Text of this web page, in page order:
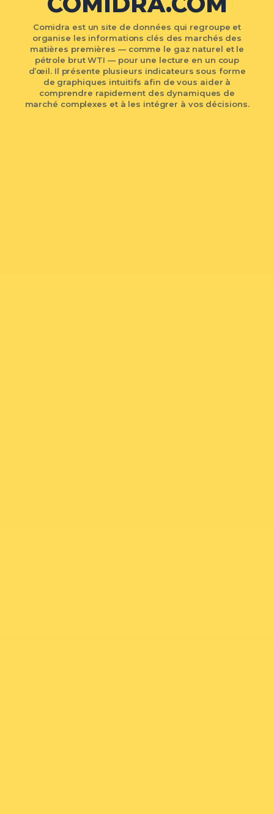
Comidra est un site de données qui regroupe et
organise les informations clés des marchés des
matières premières — comme le gaz naturel et le
pétrole brut WTI — pour une lecture en un coup
d’œil. Il présente plusieurs indicateurs sous forme
de graphiques intuitifs afin de vous aider à
comprendre rapidement des dynamiques de
marché complexes et à les intégrer à vos décisions.